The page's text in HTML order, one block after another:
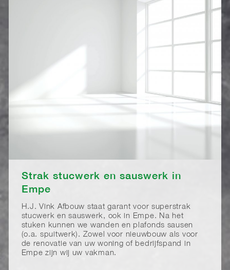
Strak stucwerk en sauswerk in
Empe
H.J. Vink Afbouw staat garant voor superstrak
stucwerk en sauswerk, ook in Empe. Na het
stuken kunnen we wanden en plafonds sausen
(o.a. spuitwerk). Zowel voor nieuwbouw als voor
de renovatie van uw woning of bedrijfspand in
Empe zijn wij uw vakman.